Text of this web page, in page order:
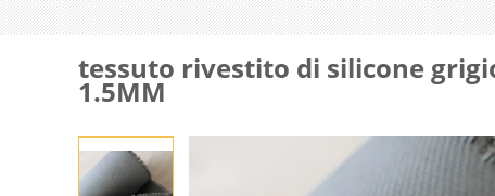
tessuto rivestito di silicone
1.5MM